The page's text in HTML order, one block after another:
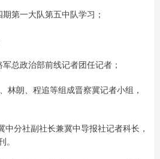
第一大队第五中队学习；
总政治部前线记者团任记者；
林朗、程追等组成晋察冀记者小组，
分社副社长兼冀中导报社记者科长，